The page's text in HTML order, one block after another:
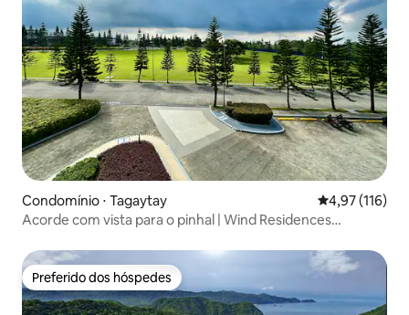
Condomínio ⋅ Tagaytay 4,97 de uma
4,97 (116)
Acorde com vista para o pinhal | Wind Residences
Preferido dos hóspedes
Preferido dos hóspedes